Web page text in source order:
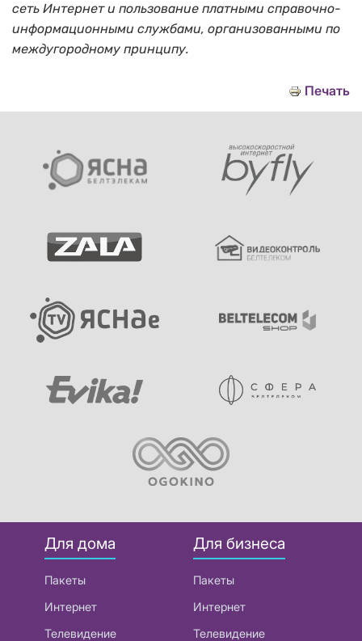
сеть Интернет и пользование платными справочно-
информационными службами, организованными по
междугородному принципу.
Печать
Для дома
Пакеты
Интернет
Телевидение
Для бизнеса
Пакеты
Интернет
Телевидение